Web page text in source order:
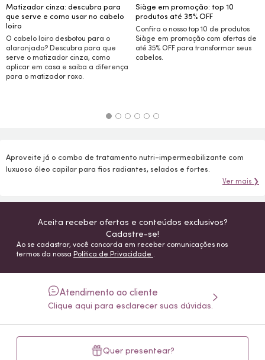
Matizador cinza: descubra para
que serve e como usar no cabelo
loiro
O cabelo loiro desbotou para o
alaranjado? Descubra para que
serve o matizador cinza, como
aplicar em casa e saiba a diferença
para o matizador roxo.
Siàge em promoção: top 10
produtos até 35%OFF
Confira o nosso top 10 de produtos
Siàge em promoção com ofertas de
até 35% OFF para transformar seus
cabelos.
Aproveite já o combo de tratamento nutri-impermeabilizante com
luxuoso óleo capilar para fios radiantes, selados e fortes.
Ver mais ❯
Aceita receber ofertas e conteúdos exclusivos?
Cadastre-se!
Ao se cadastrar, você concorda em receber comunicações nos
termos da nossa Política de Privacidade .
Atendimento ao cliente
Clique aqui para esclarecer suas dúvidas.
Quer presentear?